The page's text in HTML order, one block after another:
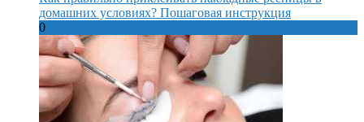
домашних условиях? Пошаговая инструкция
0